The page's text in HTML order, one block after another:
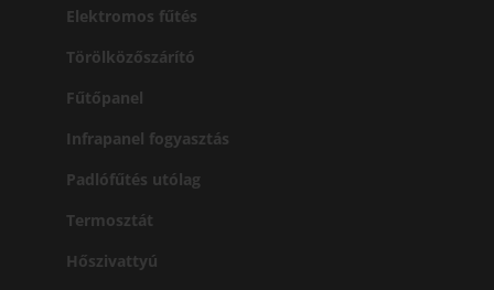
Elektromos fűtés
Törölközőszárító
Fűtőpanel
Infrapanel fogyasztás
Padlófűtés utólag
Termosztát
Hőszivattyú